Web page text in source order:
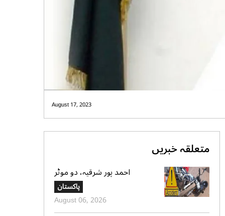
August 17, 2023
متعلقہ خبریں
احمد پور شرقیہ، دو موٹر
سائیکلوں میں تصادم، 2 افراد
جاں بحق، 3 زخمیپاکستان
August 06, 2026